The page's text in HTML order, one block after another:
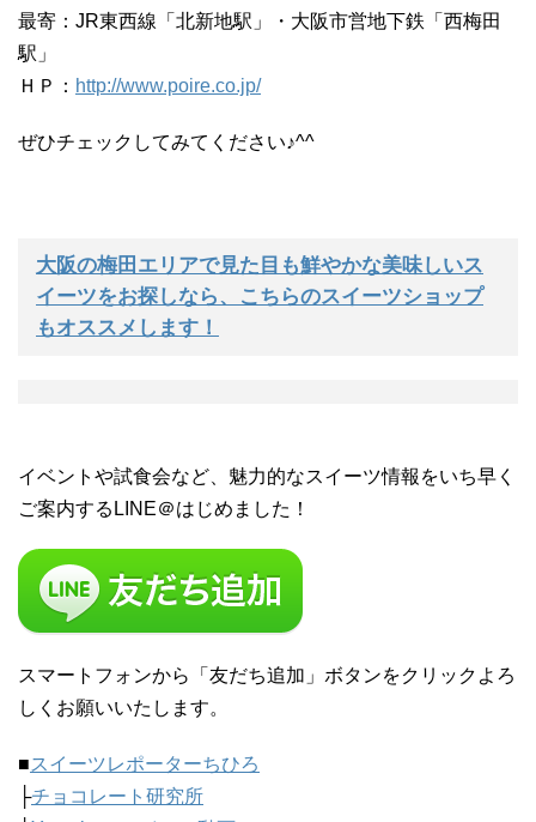
最寄：JR東西線「北新地駅」・大阪市営地下鉄「西梅田
駅」
ＨＰ： http://www.poire.co.jp/
ぜひチェックしてみてください♪^^
大阪の梅田エリアで見た目も鮮やかな美味しいス
イーツをお探しなら、こちらのスイーツショップ
もオススメします！
イベントや試食会など、魅力的なスイーツ情報をいち早く
ご案内するLINE＠はじめました！
スマートフォンから「友だち追加」ボタンをクリックよろ
しくお願いいたします。
■スイーツレポーターちひろ
├チョコレート研究所